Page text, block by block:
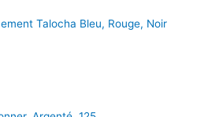
Talocha Bleu, Rouge, Noir